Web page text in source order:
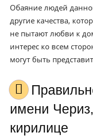
Обаяние людей
другие качества,
не пытают любви к
интерес ко всем
могут быть
Правильное написание
имени
кирилице